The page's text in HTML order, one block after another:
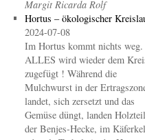
Margit Ricarda Rolf
Hortus – ökologischer
2024-07-08
Im Hortus kommt nichts weg.
ALLES wird wieder dem
zugefügt ! Während die
Mulchwurst in der
landet, sich zersetzt und das
Gemüse düngt, landen
der Benjes-Hecke, im